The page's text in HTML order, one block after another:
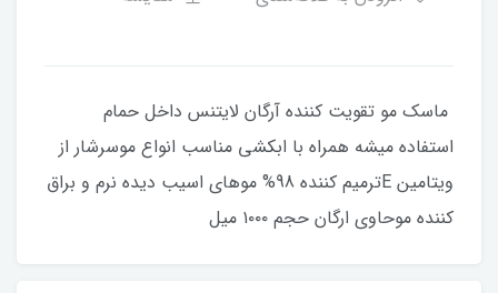
ماسک مو‌ تقویت کننده آرگان لایتنس داخل حمام
استفاده میشه همراه با ابکشی مناسب انواع موسرشار از
ویتامین Eترمیم کننده 98% موهای اسیب دیده نرم و براق
کننده موحاوی ارگان حجم ۱۰۰۰ میل